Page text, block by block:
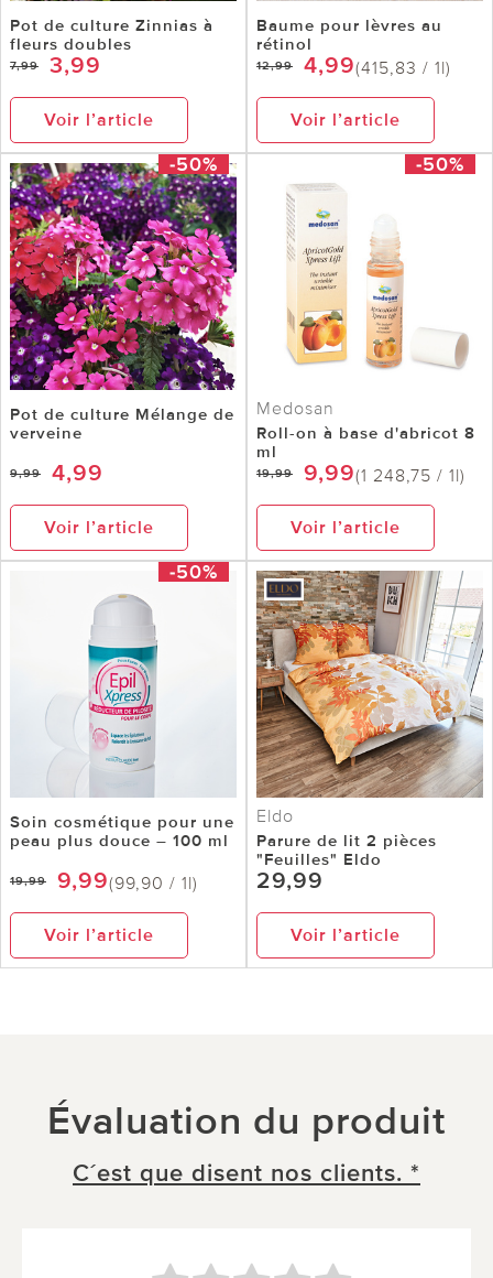
Pot de culture Zinnias à
fleurs doubles
7,99 3,99
Voir l’article
Baume pour lèvres au
rétinol
12,99 4,99(415,83 / 1l)
Voir l’article
-50%
Pot de culture Mélange de
verveine
9,99 4,99
Voir l’article
-50%
Medosan
Roll-on à base d'abricot 8
ml
19,99 9,99(1 248,75 / 1l)
Voir l’article
-50%
Soin cosmétique pour une
peau plus douce – 100 ml
19,99 9,99(99,90 / 1l)
Voir l’article
Eldo
Parure de lit 2 pièces
"Feuilles" Eldo
29,99
Voir l’article
Évaluation du produit
C´est que disent nos clients. *